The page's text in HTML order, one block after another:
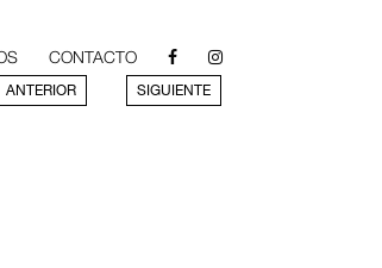
CONTACTO
ANTERIOR SIGUIENTE